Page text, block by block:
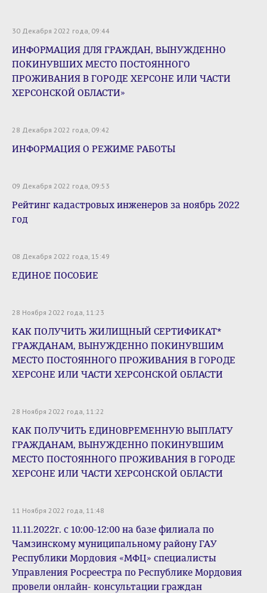
30 Декабря 2022 года, 09:44
ИНФОРМАЦИЯ ДЛЯ ГРАЖДАН, ВЫНУЖДЕННО
ПОКИНУВШИХ МЕСТО ПОСТОЯННОГО
ПРОЖИВАНИЯ В ГОРОДЕ ХЕРСОНЕ ИЛИ ЧАСТИ
ХЕРСОНСКОЙ ОБЛАСТИ»
28 Декабря 2022 года, 09:42
ИНФОРМАЦИЯ О РЕЖИМЕ РАБОТЫ
09 Декабря 2022 года, 09:53
Рейтинг кадастровых инженеров за ноябрь 2022
год
08 Декабря 2022 года, 15:49
ЕДИНОЕ ПОСОБИЕ
28 Ноября 2022 года, 11:23
КАК ПОЛУЧИТЬ ЖИЛИЩНЫЙ СЕРТИФИКАТ*
ГРАЖДАНАМ, ВЫНУЖДЕННО ПОКИНУВШИМ
МЕСТО ПОСТОЯННОГО ПРОЖИВАНИЯ В ГОРОДЕ
ХЕРСОНЕ ИЛИ ЧАСТИ ХЕРСОНСКОЙ ОБЛАСТИ
28 Ноября 2022 года, 11:22
КАК ПОЛУЧИТЬ ЕДИНОВРЕМЕННУЮ ВЫПЛАТУ
ГРАЖДАНАМ, ВЫНУЖДЕННО ПОКИНУВШИМ
МЕСТО ПОСТОЯННОГО ПРОЖИВАНИЯ В ГОРОДЕ
ХЕРСОНЕ ИЛИ ЧАСТИ ХЕРСОНСКОЙ ОБЛАСТИ
11 Ноября 2022 года, 11:48
11.11.2022г. с 10:00-12:00 на базе филиала по
Чамзинскому муниципальному району ГАУ
Республики Мордовия «МФЦ» специалисты
Управления Росреестра по Республике Мордовия
провели онлайн- консультации граждан